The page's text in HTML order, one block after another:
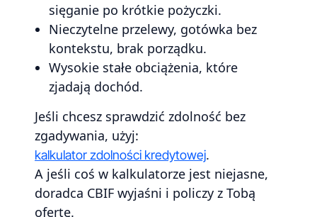
sięganie po krótkie pożyczki.
Nieczytelne przelewy, gotówka bez
kontekstu, brak porządku.
Wysokie stałe obciążenia, które
zjadają dochód.
Jeśli chcesz sprawdzić zdolność bez
zgadywania, użyj:
kalkulator zdolności kredytowej.
A jeśli coś w kalkulatorze jest niejasne,
doradca CBIF wyjaśni i policzy z Tobą
ofertę.